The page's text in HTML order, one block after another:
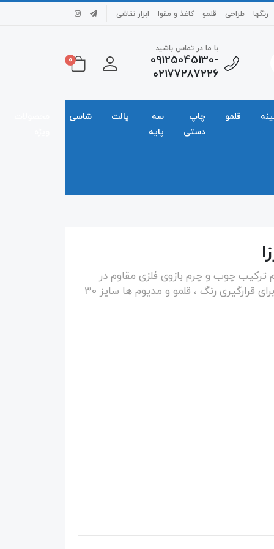
رنگها طراحی قلمو کاغذ و مقوا ابزار نقاشی
با ما در تماس باشید
09125045130-
02177287226
0
قلمو
چاپ
دستی
سه
پایه
پالت شاسی
ترکیب چوب و چرم بازوی فلزی مقاوم در
داخل جعبه به همراه پالت چوبی فضای زیاد برای قرارگیری رنگ ، قلمو و مدیوم ها سایز 30